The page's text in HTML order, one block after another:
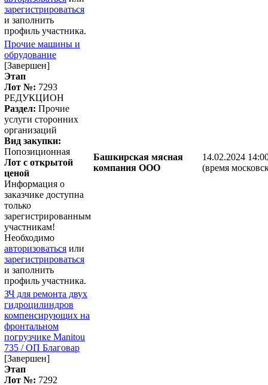
зарегистрироваться
и заполнить
профиль участника.
Прочие машины и
обрудование
[Завершен]
Этап
Лот №: 7293
РЕДУКЦИОН
Раздел: Прочие
услуги сторонних
организаций
Вид закупки:
Попозиционная
Лот с открытой
ценой
Информация о
заказчике доступна
только
зарегистрированным
участникам!
Необходимо
авторизоваться или
зарегистрироваться
и заполнить
профиль участника.
Башкирская мясная
компания ООО
14.02.2024
(время
ЗЧ для ремонта двух
гидроцилиндров
компенсирующих на
фронтальном
погрузчике Manitou
735 / ОП Благовар
[Завершен]
Этап
Лот №: 7292